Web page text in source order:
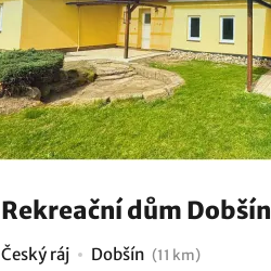
Rekreační dům Dobšín
Český ráj Dobšín (11 km)